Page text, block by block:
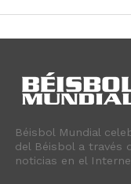
Béisbol Mundial
del Béisbol a través
noticias en el